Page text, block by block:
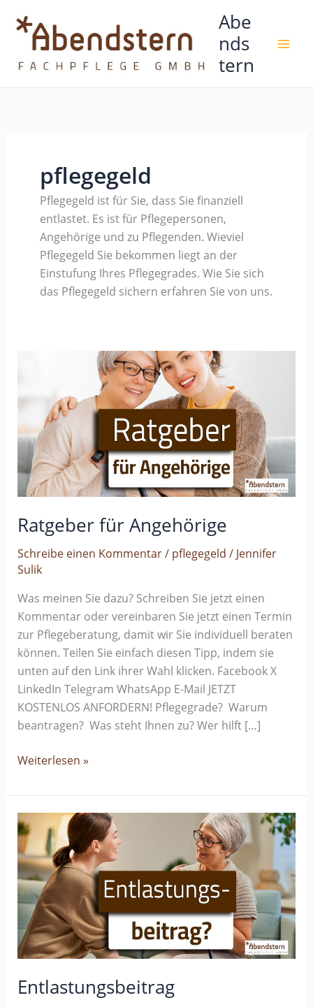
Inhalt
springen
Abe
nds
tern
pflegegeld
Pflegegeld ist für Sie, dass Sie finanziell
entlastet. Es ist für Pflegepersonen,
Angehörige und zu Pflegenden. Wieviel
Pflegegeld Sie bekommen liegt an der
Einstufung Ihres Pflegegrades. Wie Sie sich
das Pflegegeld sichern erfahren Sie von uns.
Ratgeber für Angehörige
Schreibe einen Kommentar/ pflegegeld / Jennifer
Sulik
Was meinen Sie dazu? Schreiben Sie jetzt einen
Kommentar oder vereinbaren Sie jetzt einen Termin
zur Pflegeberatung, damit wir Sie individuell beraten
können. Teilen Sie einfach diesen Tipp, indem sie
unten auf den Link ihrer Wahl klicken. Facebook X
LinkedIn Telegram WhatsApp E-Mail JETZT
KOSTENLOS ANFORDERN! Pflegegrade? Warum
beantragen? Was steht Ihnen zu? Wer hilft […]
Angehörige
Weiterlesen »
Entlastungsbeitrag
Entlastungsbeitrag